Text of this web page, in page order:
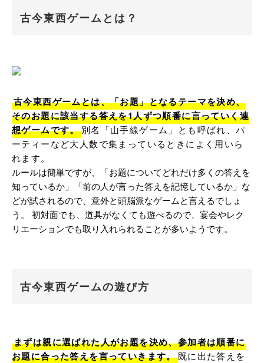
古今東西ゲームとは？
古今東西ゲームとは、「お題」となるテーマを決め、
そのお題に該当する答えを1人ずつ順番に言っていく連
想ゲームです。別名「山手線ゲーム」とも呼ばれ、パ
ーティーなど大人数で集まっているときによく用いら
れます。
ルールは簡単ですが、「お題についてどれだけ多くの答えを
知っているか」「前の人が言った答えを記憶しているか」な
どが試されるので、意外と頭脳派なゲームと言えるでしょ
う。 初対面でも、道具がなくても遊べるので、宴会やレク
リエーションでも取り入れられることが多いようです。
古今東西ゲームの遊び方
まずは親に選ばれた人がお題を決め、参加者は順番に
お題に合った答えを言っていきます。既に出た答えを